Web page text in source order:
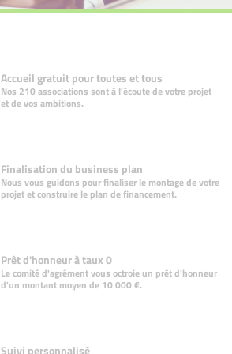
Accueil gratuit pour toutes et tous
Nos 210 associations sont à l'écoute de votre projet
et de vos ambitions.
Finalisation du business plan
Nous vous guidons pour finaliser le montage de votre
projet et construire le plan de financement.
Prêt d'honneur à taux 0
Le comité d'agrément vous octroie un prêt d'honneur
d'un montant moyen de 10 000 €.
Suivi personnalisé